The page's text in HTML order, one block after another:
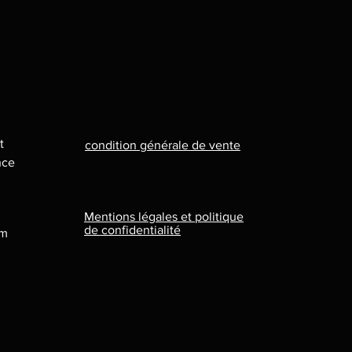
condition générale de vente
Mentions légales et politique
de confidentialité